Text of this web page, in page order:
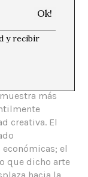
País. En
genérica
una serie de
que han
filosófica y a la
y el
preocupa a
más
creativa. El
el
que dicho arte
y recibir